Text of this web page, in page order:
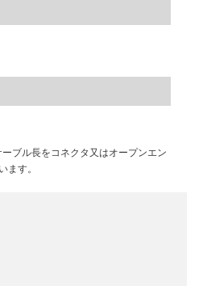
ブル長をコネクタ又はオープンエン
ます。